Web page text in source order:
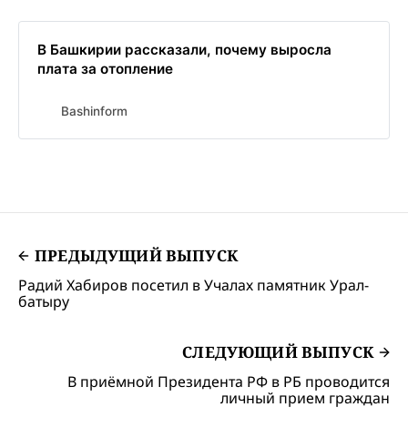
В Башкирии рассказали, почему выросла
плата за отопление
Bashinform
ПРЕДЫДУЩИЙ ВЫПУСК
Радий Хабиров посетил в Учалах памятник Урал-
батыру
СЛЕДУЮЩИЙ ВЫПУСК
В приёмной Президента РФ в РБ проводится
личный прием граждан